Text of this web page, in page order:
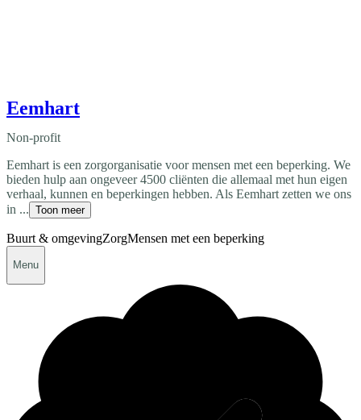
Eemhart
Non-profit
Eemhart is een zorgorganisatie voor mensen met een beperking. We
bieden hulp aan ongeveer 4500 cliënten die allemaal met hun eigen
verhaal, kunnen en beperkingen hebben. Als Eemhart zetten we ons
in ... Toon meer
Buurt & omgevingZorgMensen met een beperking
Menu